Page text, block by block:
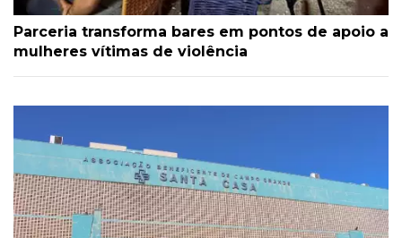
Parceria transforma bares em pontos de apoio a
mulheres vítimas de violência